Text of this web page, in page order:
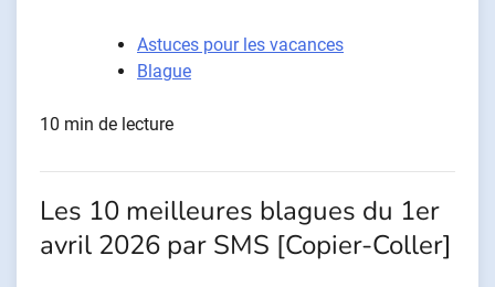
Astuces pour les vacances
Blague
10 min de lecture
Les 10 meilleures blagues du 1er
avril 2026 par SMS [Copier-Coller]